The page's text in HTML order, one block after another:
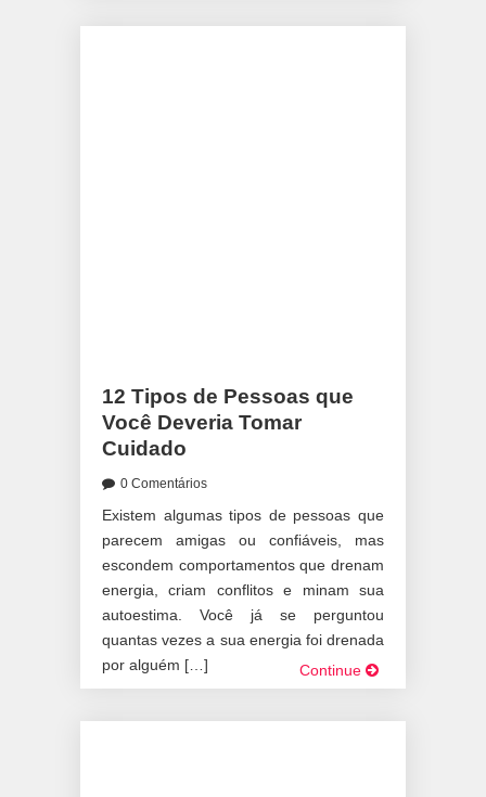
12 Tipos de Pessoas que
Você Deveria Tomar
Cuidado
0 Comentários
Existem algumas tipos de pessoas que
parecem amigas ou confiáveis, mas
escondem comportamentos que drenam
energia, criam conflitos e minam sua
autoestima. Você já se perguntou
quantas vezes a sua energia foi drenada
por alguém […]
Continue